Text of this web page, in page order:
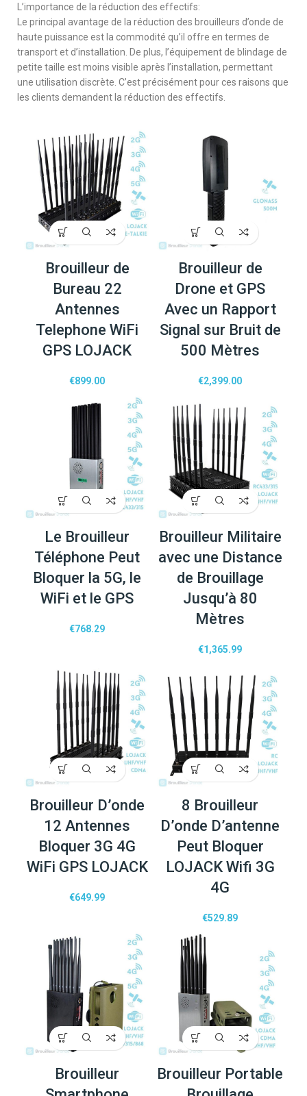
L’importance de la réduction des effectifs:
Le principal avantage de la réduction des brouilleurs d’onde de
haute puissance est la commodité qu’il offre en termes de
transport et d’installation. De plus, l’équipement de blindage de
petite taille est moins visible après l’installation, permettant
une utilisation discrète. C’est précisément pour ces raisons que
les clients demandent la réduction des effectifs.
Brouilleur de
Bureau 22
Antennes
Telephone WiFi
GPS LOJACK
€899.00
Brouilleur de
Drone et GPS
Avec un Rapport
Signal sur Bruit de
500 Mètres
€2,399.00
Le Brouilleur
Téléphone Peut
Bloquer la 5G, le
WiFi et le GPS
€768.29
Brouilleur Militaire
avec une Distance
de Brouillage
Jusqu’à 80
Mètres
€1,365.99
Brouilleur D’onde
12 Antennes
Bloquer 3G 4G
WiFi GPS LOJACK
€649.99
8 Brouilleur
D’onde D’antenne
Peut Bloquer
LOJACK Wifi 3G
4G
€529.89
Brouilleur
Brouilleur Portable